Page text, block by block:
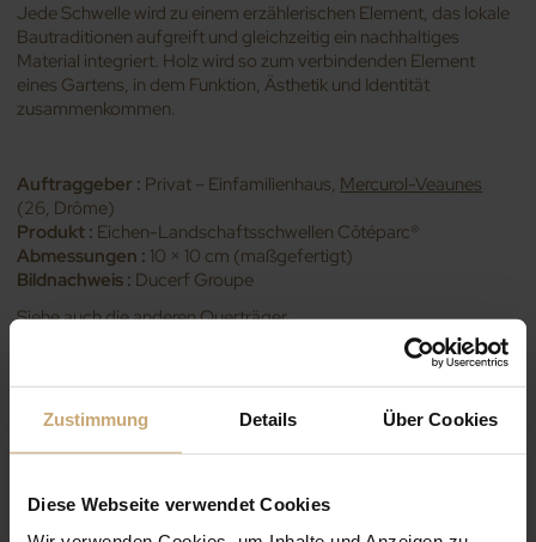
Zustimmung Details Über Cookies
Diese Webseite verwendet Cookies
Jede Schwelle wird zu einem erzählerischen Element, das lokale
Bautraditionen aufgreift und gleichzeitig ein nachhaltiges
Material integriert. Holz wird so zum verbindenden Element
eines Gartens, in dem Funktion, Ästhetik und Identität
zusammenkommen.
Auftraggeber : Privat – Einfamilienhaus, Mercurol-Veaunes
(26, Drôme)
Produkt : Eichen-Landschaftsschwellen Côtéparc®
Abmessungen : 10 × 10 cm (maßgefertigt)
Bildnachweis : Ducerf Groupe
Siehe auch die anderenQuerträger...